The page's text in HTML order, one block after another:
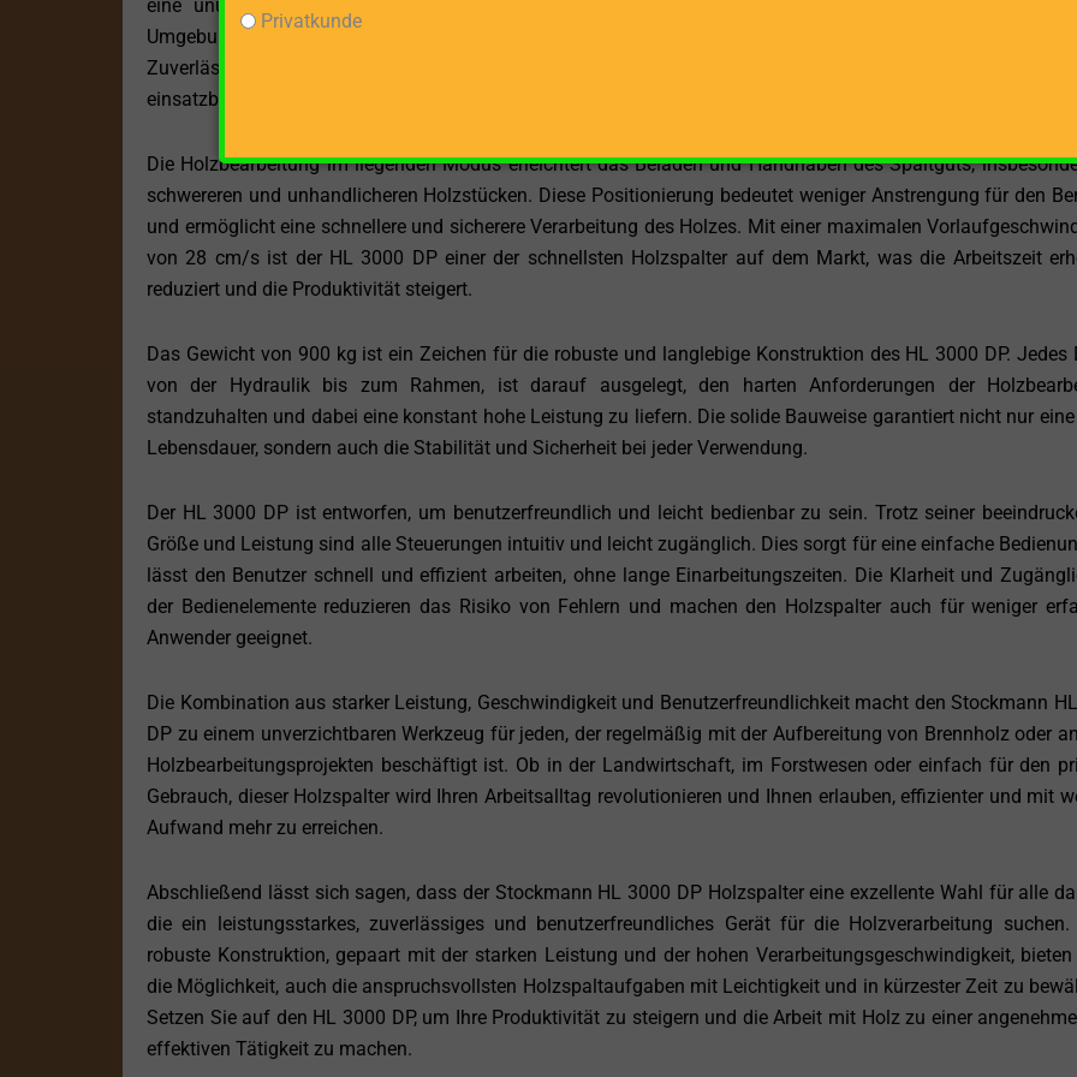
eine unübertroffene Flexibilität und Leistung. Dies ermöglicht es dem HL 3000 DP, in einer
Umgebungen zu arbeiten, von der Werkstatt bis zum Wald, und garantiert dabei stets maximale
Zuverlässigkeit. Egal, ob Sie Zugang zu einer Stromquelle haben oder nicht, dieser Holzspalter ist
einsatzbereit.
Die Holzbearbeitung im liegenden Modus erleichtert das Beladen und Handhaben des Spaltguts,
schwereren und unhandlicheren Holzstücken. Diese Positionierung bedeutet weniger Anstrengung für den
und ermöglicht eine schnellere und sicherere Verarbeitung des Holzes. Mit einer maximalen
von 28 cm/s ist der HL 3000 DP einer der schnellsten Holzspalter auf dem Markt, was die Arbeitszeit
reduziert und die Produktivität steigert.
Das Gewicht von 900 kg ist ein Zeichen für die robuste und langlebige Konstruktion des HL 3000 DP. Jedes
von der Hydraulik bis zum Rahmen, ist darauf ausgelegt, den harten Anforderungen der
standzuhalten und dabei eine konstant hohe Leistung zu liefern. Die solide Bauweise garantiert nicht nur
Lebensdauer, sondern auch die Stabilität und Sicherheit bei jeder Verwendung.
Der HL 3000 DP ist entworfen, um benutzerfreundlich und leicht bedienbar zu sein. Trotz seiner
Größe und Leistung sind alle Steuerungen intuitiv und leicht zugänglich. Dies sorgt für eine einfache
lässt den Benutzer schnell und effizient arbeiten, ohne lange Einarbeitungszeiten. Die Klarheit und
der Bedienelemente reduzieren das Risiko von Fehlern und machen den Holzspalter auch für weniger
Anwender geeignet.
Die Kombination aus starker Leistung, Geschwindigkeit und Benutzerfreundlichkeit macht den Stockmann
DP zu einem unverzichtbaren Werkzeug für jeden, der regelmäßig mit der Aufbereitung von Brennholz oder
Holzbearbeitungsprojekten beschäftigt ist. Ob in der Landwirtschaft, im Forstwesen oder einfach für den
Gebrauch, dieser Holzspalter wird Ihren Arbeitsalltag revolutionieren und Ihnen erlauben, effizienter und mit
Aufwand mehr zu erreichen.
Abschließend lässt sich sagen, dass der Stockmann HL 3000 DP Holzspalter eine exzellente Wahl für alle
die ein leistungsstarkes, zuverlässiges und benutzerfreundliches Gerät für die Holzverarbeitung suchen.
robuste Konstruktion, gepaart mit der starken Leistung und der hohen Verarbeitungsgeschwindigkeit, bieten
die Möglichkeit, auch die anspruchsvollsten Holzspaltaufgaben mit Leichtigkeit und in kürzester Zeit zu
Setzen Sie auf den HL 3000 DP, um Ihre Produktivität zu steigern und die Arbeit mit Holz zu einer
effektiven Tätigkeit zu machen.
Privatkunde